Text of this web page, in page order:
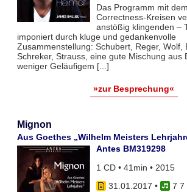
Das Programm mit
Correctness-Kreisen
anstößig klingenden –
imponiert durch kluge und gedankenvolle
Zusammenstellung: Schubert, Reger, Wolf,
Schreker, Strauss, eine gute Mischung aus
weniger Geläufigem [...]
»zur Besprechung«
Mignon
Aus Goethes „Wilhelm Meisters
Antes BM319298
1 CD • 41min • 2015
31.01.2017 •
7 7